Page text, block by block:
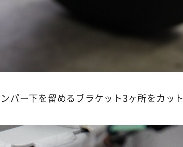
パー下を留めるブラケット3ヶ所をカット